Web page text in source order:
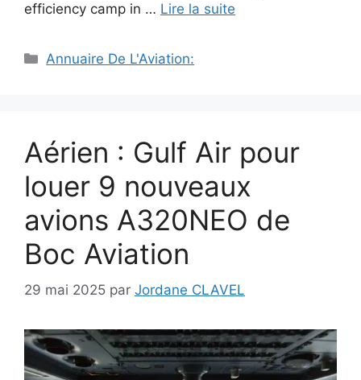
efficiency camp in … Lire la suite
Catégories
Annuaire De L'Aviation:
Aérien : Gulf Air pour
louer 9 nouveaux
avions A320NEO de
Boc Aviation
29 mai 2025 par Jordane CLAVEL